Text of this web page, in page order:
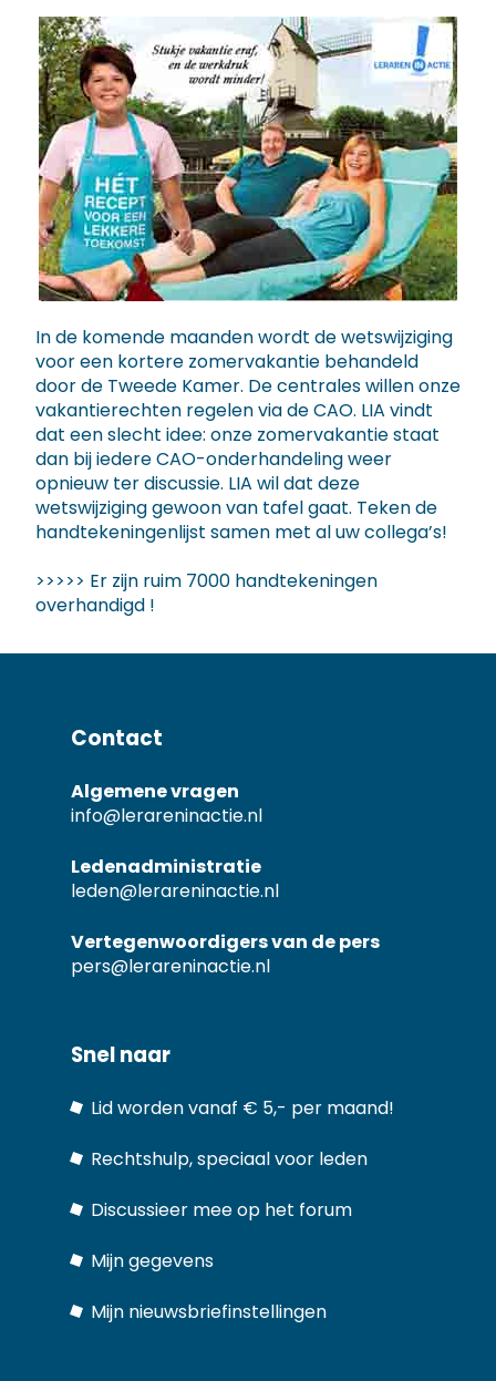
In de komende maanden wordt de wetswijziging
voor een kortere zomervakantie behandeld
door de Tweede Kamer. De centrales willen onze
vakantierechten regelen via de CAO. LIA vindt
dat een slecht idee: onze zomervakantie staat
dan bij iedere CAO-onderhandeling weer
opnieuw ter discussie. LIA wil dat deze
wetswijziging gewoon van tafel gaat. Teken de
handtekeningenlijst samen met al uw collega’s!
>>>>> Er zijn ruim 7000 handtekeningen
overhandigd !
Contact
Algemene vragen
info@lerareninactie.nl
Ledenadministratie
leden@lerareninactie.nl
Vertegenwoordigers van de pers
pers@lerareninactie.nl
Snel naar
Lid worden vanaf € 5,- per maand!
Rechtshulp, speciaal voor leden
Discussieer mee op het forum
Mijn gegevens
Mijn nieuwsbriefinstellingen